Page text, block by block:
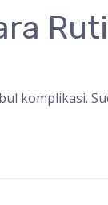
komplikasi.